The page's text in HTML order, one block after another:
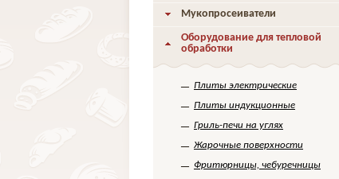
Мукопросеиватели
Оборудование для тепловой
обработки
Плиты электрические
Плиты индукционные
Гриль-печи на углях
Жарочные поверхности
Фритюрницы, чебуречницы